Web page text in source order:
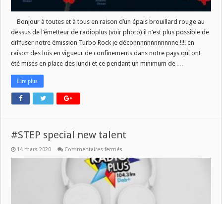
Bonjour à toutes et à tous en raison d’un épais brouillard rouge au
dessus de l’émetteur de radioplus (voir photo) il n’est plus possible de
diffuser notre émission Turbo Rock je déconnnnnnnnnnnne !!!! en
raison des lois en vigueur de confinements dans notre pays qui ont
été mises en place des lundi et ce pendant un minimum de …
Lire plus
#STEP special new talent
14 mars 2020 Commentaires fermés
special
new
talent